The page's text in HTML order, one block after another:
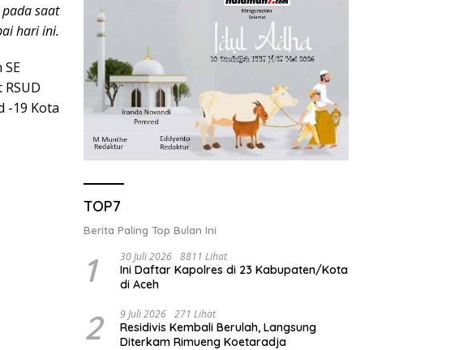
saat
hari ini.
-19 Kota
TOP7
Berita Paling Top Bulan Ini
1 30 Juli 2026 8811 Lihat
Ini Daftar Kapolres di 23 Kabupaten/Kota
di Aceh
2 9 Juli 2026 271 Lihat
Residivis Kembali Berulah, Langsung
Diterkam Rimueng Koetaradja